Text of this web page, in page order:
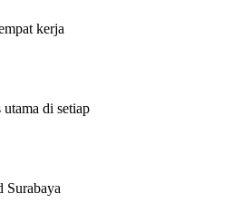
kerja
di setiap
Surabaya